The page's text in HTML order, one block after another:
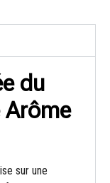
du
Arôme
sur une